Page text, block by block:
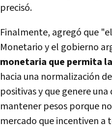
precisó.
Finalmente, agregó que
Monetario y el gobierno
monetaria que permita
hacia una normalización
positivas y que genere
mantener pesos porque
mercado que incentiven a